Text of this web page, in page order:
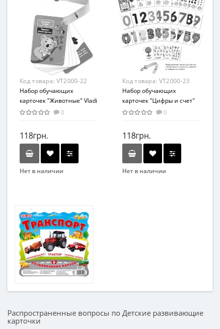
Возраст
С рождения
Возрастная группа
От 0 лет
Материал
Картон
Код товара: VT2000-22
Набор обучающих
карточек "Животные" Vladi
Toys VТ2000-22 укр
0
118грн.
Нет в наличии
Код товара: VT2000-23
Набор обучающих
карточек "Цифры и счет"
Vladi Toys VТ2000-23 укр
0
118грн.
Нет в наличии
Распространенные вопросы по Детские развивающие
карточки